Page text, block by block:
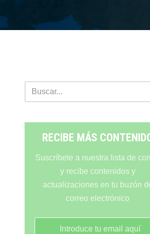
RECIBE MÁS
Suscríbete a nuestra lista de
y recibe contenidos y
actualizaciones en tu buzón
correo electrónico